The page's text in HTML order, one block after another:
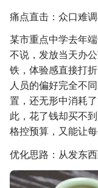
痛点直击：众口难
某市重点中学去年
不说，发放当天办
铁，体验感直接打
人员的偏好完全不
置，还无形中消耗
此，花了钱却买不
格控预算，又能让
优化思路：从发东